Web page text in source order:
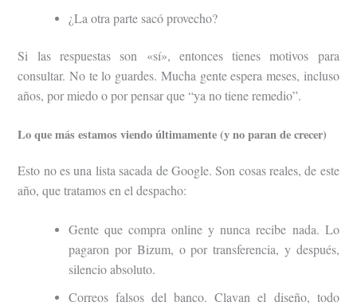
¿La otra parte sacó provecho?
Si las respuestas son «sí», entonces tienes motivos para
consultar. No te lo guardes. Mucha gente espera meses, incluso
años, por miedo o por pensar que “ya no tiene remedio”.
Lo que más estamos viendo últimamente (y no paran de crecer)
Esto no es una lista sacada de Google. Son cosas reales, de este
año, que tratamos en el despacho:
Gente que compra online y nunca recibe nada. Lo
pagaron por Bizum, o por transferencia, y después,
silencio absoluto.
Correos falsos del banco. Clavan el diseño, todo